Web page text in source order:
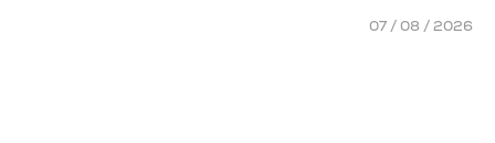
07 / 08 / 2026